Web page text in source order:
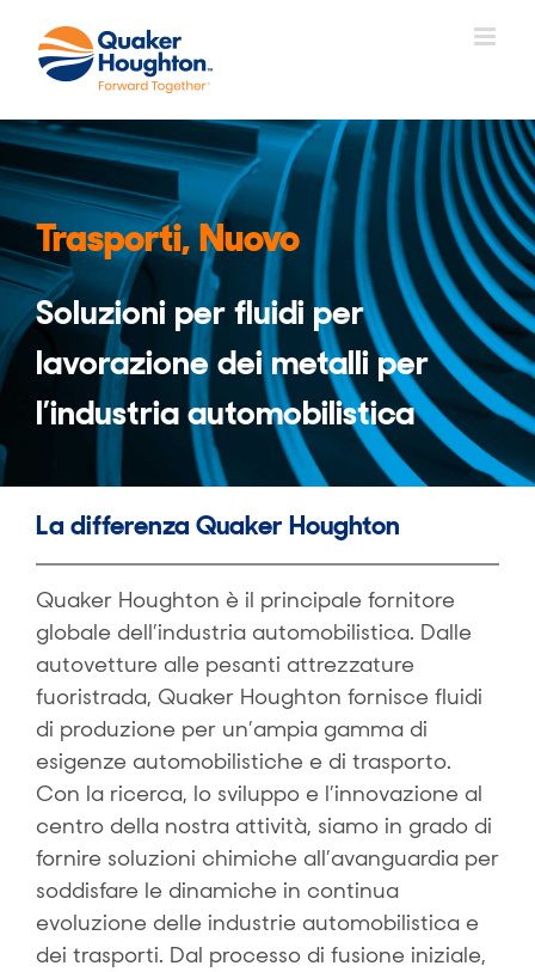
contenuto
Trasporti, Nuovo
Soluzioni per fluidi per
lavorazione dei metalli per
l’industria automobilistica
La differenza Quaker Houghton
Quaker Houghton è il principale fornitore
globale dell’industria automobilistica. Dalle
autovetture alle pesanti attrezzature
fuoristrada, Quaker Houghton fornisce fluidi
di produzione per un’ampia gamma di
esigenze automobilistiche e di trasporto.
Con la ricerca, lo sviluppo e l’innovazione al
centro della nostra attività, siamo in grado di
fornire soluzioni chimiche all’avanguardia per
soddisfare le dinamiche in continua
evoluzione delle industrie automobilistica e
dei trasporti. Dal processo di fusione iniziale,